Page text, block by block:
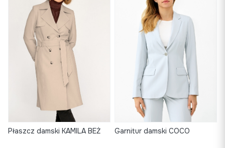
Płaszcz damski KAMILA BEŻ Garnitur damski COCO